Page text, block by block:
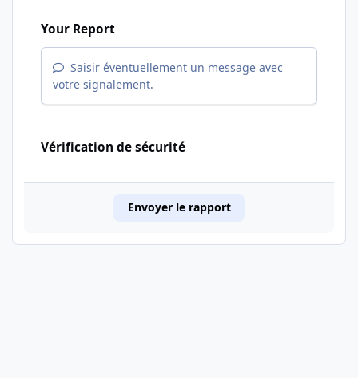
Your Report
Saisir éventuellement un message avec
votre signalement.
Vérification de sécurité
Envoyer le rapport